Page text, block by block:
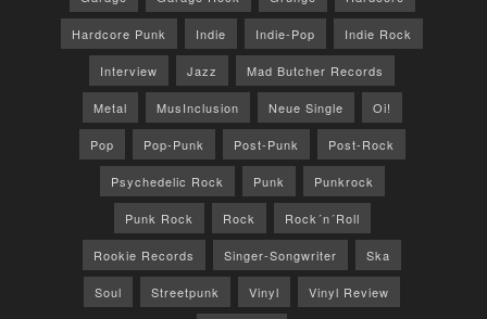
Hardcore Punk Indie Indie-Pop Indie Rock
Interview Jazz Mad Butcher Records
Metal MusInclusion Neue Single Oi!
Pop Pop-Punk Post-Punk Post-Rock
Psychedelic Rock Punk Punkrock
Punk Rock Rock Rock´n´Roll
Rookie Records Singer-Songwriter Ska
Soul Streetpunk Vinyl Vinyl Review